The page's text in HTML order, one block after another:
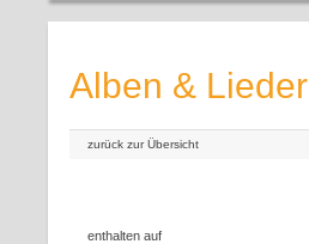
Alben & Lieder
zurück zur Übersicht
enthalten auf